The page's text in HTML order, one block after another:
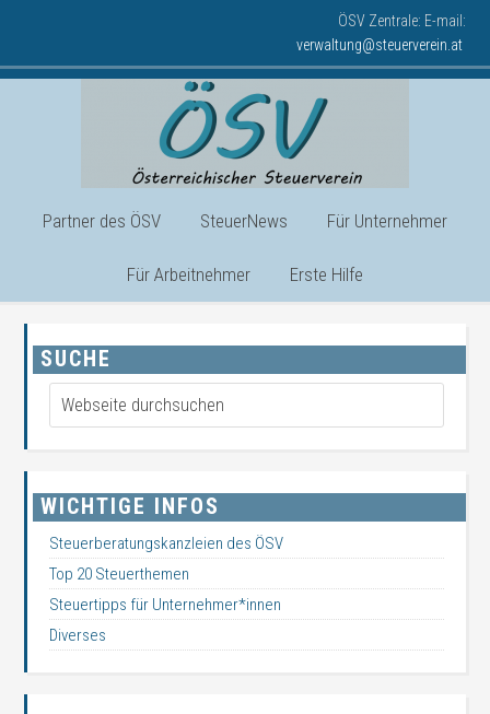
ÖSV Zentrale: E-mail:
verwaltung@steuerverein.at
Partner des ÖSV SteuerNews Für Unternehmer
Für Arbeitnehmer Erste Hilfe
SUCHE
WICHTIGE INFOS
Steuerberatungskanzleien des ÖSV
Top 20 Steuerthemen
Steuertipps für Unternehmer*innen
Diverses